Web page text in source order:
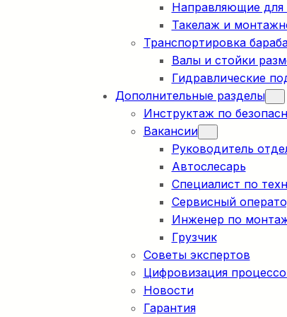
Направляющие для
Такелаж и
Транспортировка
Валы и стойки
Гидравлические
Дополнительные разделы
Инструктаж по
Вакансии
Руководитель
Автослесарь
Специалист по
Сервисный
Инженер по
Грузчик
Советы экспертов
Цифровизация
Новости
Гарантия